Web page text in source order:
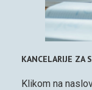
KANCELARIJE ZA
Klikom na